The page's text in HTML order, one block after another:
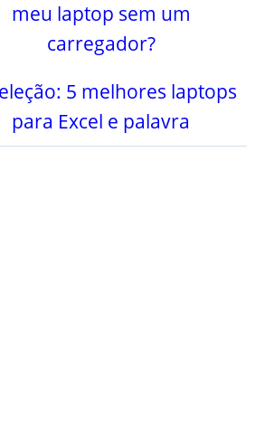
meu laptop sem um
carregador?
5 melhores laptops
para Excel e palavra